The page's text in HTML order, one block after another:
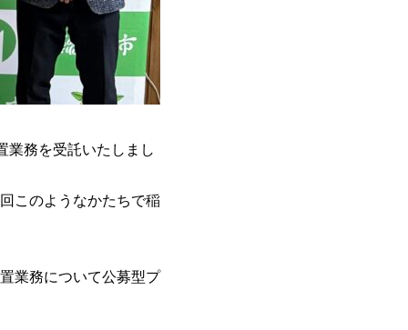
業務を受託いたしまし
このようなかたちで稲
業務について公募型プ